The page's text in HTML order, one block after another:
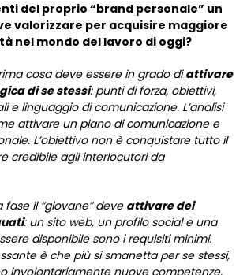
del proprio “brand personale” un
valorizzare per acquisire maggiore
nel mondo del lavoro di oggi?
cosa deve essere in grado diattivare
di se stessi: punti di forza, obiettivi,
e linguaggio di comunicazione. L’analisi
attivare un piano di comunicazione e
L’obiettivo non è conquistare tutto il
credibile agli interlocutori da
il “giovane” deve attivare dei
: un sito web, un profilo social e una
disponibile sono i requisiti minimi.
è che più si smanetta per se stessi,
involontariamente nuove competenze,